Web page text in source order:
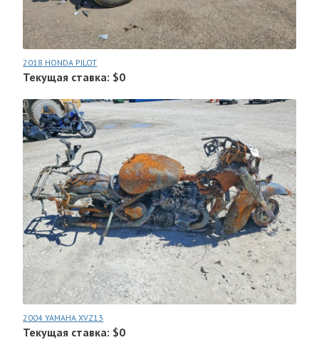
2018 HONDA PILOT
Текущая ставка: $0
2004 YAMAHA XVZ13
Текущая ставка: $0